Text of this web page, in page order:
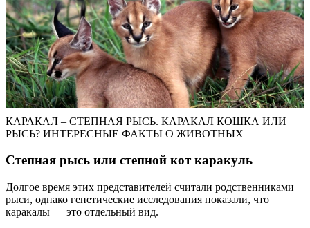
КАРАКАЛ – СТЕПНАЯ РЫСЬ. КАРАКАЛ КОШКА ИЛИ
РЫСЬ? ИНТЕРЕСНЫЕ ФАКТЫ О ЖИВОТНЫХ
Степная рысь или степной кот каракуль
Долгое время этих представителей считали родственниками
рыси, однако генетические исследования показали, что
каракалы — это отдельный вид.